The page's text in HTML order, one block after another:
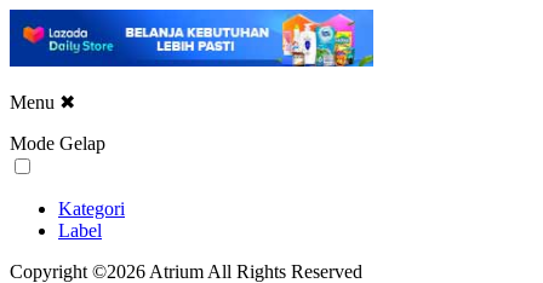
Menu ✖
Mode Gelap
Kategori
Label
Copyright ©2026 Atrium All Rights Reserved